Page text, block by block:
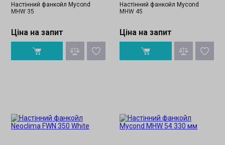
Настінний фанкойл Mycond
MHW 35
Ціна на запит
Настінний фанкойл Mycond
MHW 45
Ціна на запит